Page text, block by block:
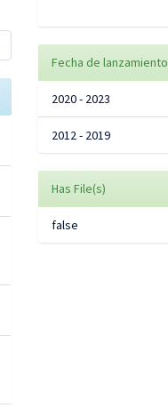
Fecha de lanzamiento
2020 - 2023
2012 - 2019
Has File(s)
false